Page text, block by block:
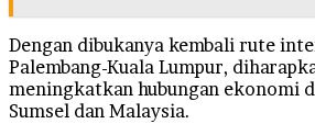
Dengan dibukanya kembali rute
Palembang-Kuala Lumpur,
meningkatkan hubungan ekonomi
Sumsel dan Malaysia.